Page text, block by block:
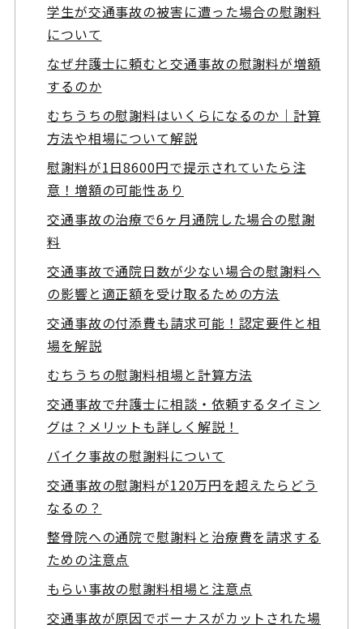
学生が交通事故の被害に遭った場合の慰謝料
について
なぜ弁護士に頼むと交通事故の慰謝料が増額
するのか
むちうちの慰謝料はいくらになるのか｜計算
方法や相場について解説
慰謝料が1日8600円で提示されていたら注
意！増額の可能性あり
交通事故の治療で6ヶ月通院した場合の慰謝
料
交通事故で通院日数が少ない場合の慰謝料へ
の影響と適正額を受け取るための方法
交通事故の付添費も請求可能！認定要件と相
場を解説
むちうちの慰謝料相場と計算方法
交通事故で弁護士に相談・依頼するタイミン
グは？メリットも詳しく解説！
バイク事故の慰謝料について
交通事故の慰謝料が120万円を超えたらどう
なるの？
整骨院への通院で慰謝料と治療費を請求する
ための注意点
もらい事故の慰謝料相場と注意点
交通事故が原因でボーナスがカットされた場